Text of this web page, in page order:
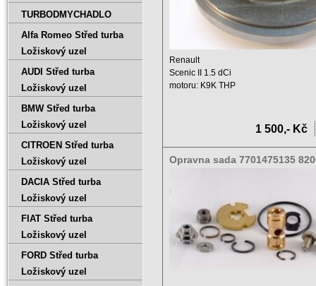
Renault
Scenic II 1.5 dCi
motoru: K9K THP
1 500,- Kč
Opravna sada 7701475135
TURBODMYCHADLO
Alfa Romeo Střed turba
Ložiskový uzel
AUDI Střed turba
Ložiskový uzel
BMW Střed turba
Ložiskový uzel
CITROEN Střed turba
Ložiskový uzel
DACIA Střed turba
Ložiskový uzel
FIAT Střed turba
Ložiskový uzel
FORD Střed turba
Ložiskový uzel